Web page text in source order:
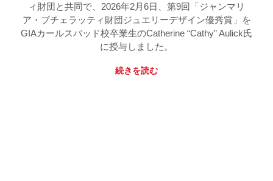
ィ財団と共同で、2026年2月6日、第9回「ジャンマリ
ア・ブチェラッティ財団ジュエリーデザイン優秀賞」を
GIAカールスバッド校卒業生のCatherine “Cathy” Aulick氏
に授与しました。
続きを読む